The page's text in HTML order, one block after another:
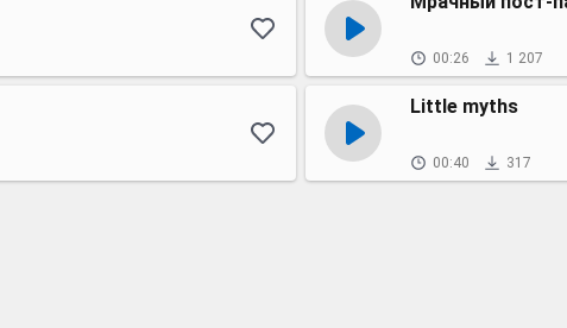
00:26 1 207
Little myths
00:40 317